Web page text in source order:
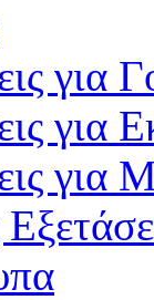
για
για
για